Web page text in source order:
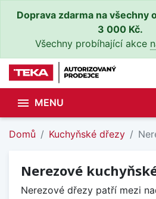
Doprava zdarma na všechny
3 000 Kč.
Všechny probíhající akce
 MENU
Domů Kuchyňské dřezy
Nerezové
Nerezové dřezy patří mezi